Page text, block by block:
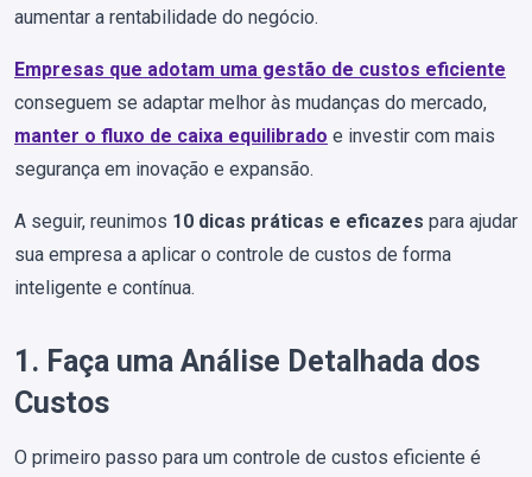
aumentar a rentabilidade do negócio.
Empresas que adotam uma gestão de custos eficiente
conseguem se adaptar melhor às mudanças do mercado,
manter o fluxo de caixa equilibrado e investir com mais
segurança em inovação e expansão.
A seguir, reunimos 10 dicas práticas e eficazes para ajudar
sua empresa a aplicar o controle de custos de forma
inteligente e contínua.
1. Faça uma Análise Detalhada dos
Custos
O primeiro passo para um controle de custos eficiente é